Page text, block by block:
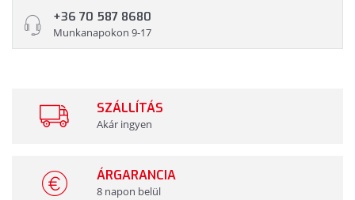
+36 70 587 8680
Munkanapokon 9-17
SZÁLLÍTÁS
Akár ingyen
ÁRGARANCIA
8 napon belül